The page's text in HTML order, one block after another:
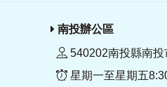
南投辦公區
540202南投縣南投
星期一至星期五